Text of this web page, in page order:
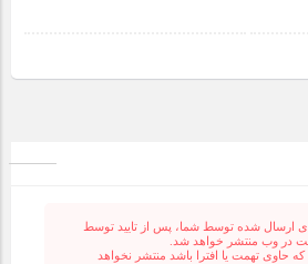
ارسال شده توسط شما، پس از تایید توسط
در وب منتشر خواهد شد.
که حاوی تهمت یا افترا باشد منتشر نخواهد